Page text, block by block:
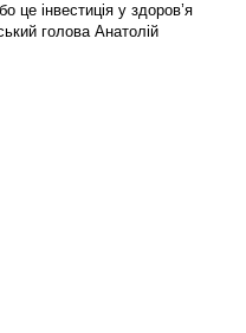
це інвестиція у здоров’я
голова Анатолій